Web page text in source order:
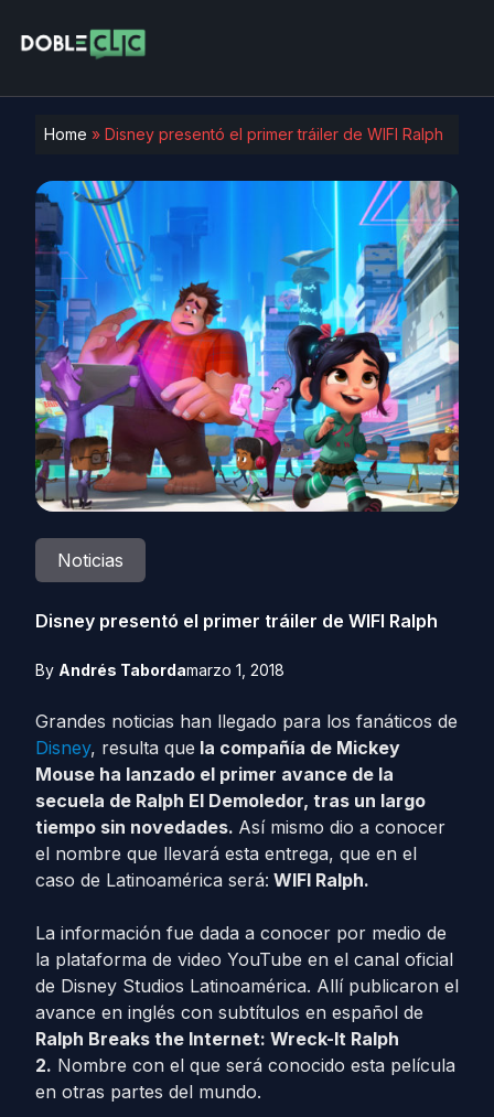
Home » Disney presentó el primer tráiler de WIFI Ralph
Noticias
Disney presentó el primer tráiler de WIFI Ralph
By Andrés Tabordamarzo 1, 2018
Grandes noticias han llegado para los fanáticos de
Disney, resulta que la compañía de Mickey
Mouse ha lanzado el primer avance de la
secuela de Ralph El Demoledor, tras un largo
tiempo sin novedades. Así mismo dio a conocer
el nombre que llevará esta entrega, que en el
caso de Latinoamérica será: WIFI Ralph.
La información fue dada a conocer por medio de
la plataforma de video YouTube en el canal oficial
de Disney Studios Latinoamérica. Allí publicaron el
avance en inglés con subtítulos en español de
Ralph Breaks the Internet: Wreck-It Ralph
2. Nombre con el que será conocido esta película
en otras partes del mundo.